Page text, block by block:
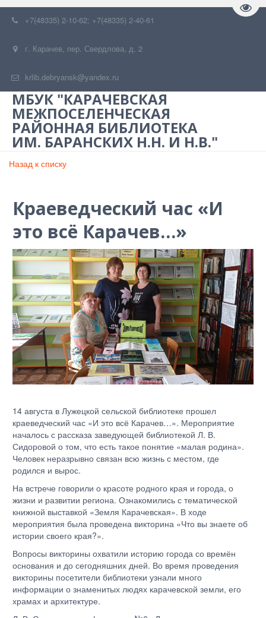
+7(48335) 2-10-62; +7(48335) 2-40-61
г. Карачев, пер. Свердлова, д. 2
krlib.debryansk@yandex.ru
МБУК "КАРАЧЕВСКАЯ
МЕЖПОСЕЛЕНЧЕСКАЯ
РАЙОННАЯ БИБЛИОТЕКА
ИМ. БАРАНСКИХ Н.Н. И Н.В."
Назад к списку
Краеведческий час «И
это всё Карачев…»
14 августа в Лужецкой сельской библиотеке прошел
краеведческий час «И это всё Карачев…». Мероприятие
началось с рассказа заведующей библиотекой Л. В.
Сидоровой о том, что есть такое понятие «малая родина».
Человек неразрывно связан всю жизнь с местом, где
родился и вырос.
На встрече говорили о красоте родного края и города, о
жизни и развитии региона. Ознакомились с тематической
книжной выставкой «Земля Карачевская». В ходе
мероприятия была проведена викторина «Что вы знаете об
истории своего края?».
Вопросы викторины охватили историю города со времён
основания и до сегодняшних дней. Во время проведения
викторины посетители библиотеки узнали много
информации о знаменитых людях карачевской земли, его
храмах и архитектуре.